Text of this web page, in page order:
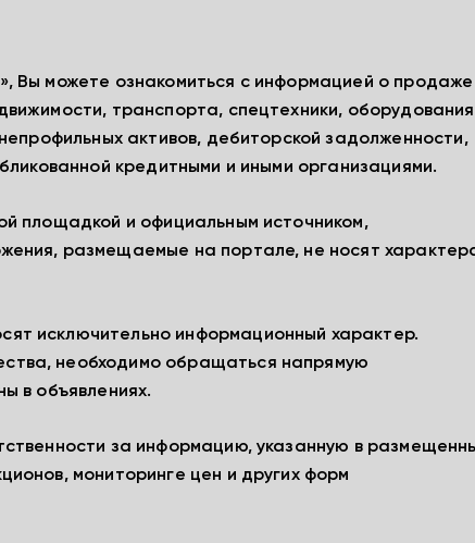
Вы можете ознакомиться с информацией о продаже
транспорта, спецтехники,
активов, дебиторской задолженности,
кредитными и иными организациями.
площадкой и официальным источником,
размещаемые на портале, не носят
исключительно информационный характер.
необходимо обращаться напрямую
в объявлениях.
за информацию, указанную в
мониторинге цен и других форм